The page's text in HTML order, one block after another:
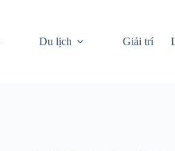
Du lịch Giải trí